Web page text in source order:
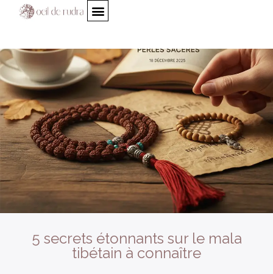
5 secrets étonnants sur le mala
tibétain à connaître